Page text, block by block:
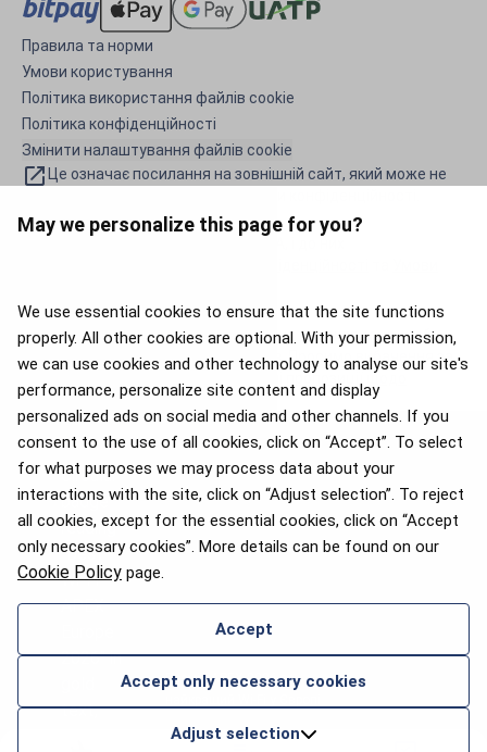
May we personalize this page for you?
We use essential cookies to ensure that the site functions
properly. All other cookies are optional. With your permission,
we can use cookies and other technology to analyse our site's
performance, personalize site content and display
personalized ads on social media and other channels. If you
consent to the use of all cookies, click on “Accept”. To select
for what purposes we may process data about your
interactions with the site, click on “Adjust selection”. To reject
all cookies, except for the essential cookies, click on “Accept
only necessary cookies”. More details can be found on our
Cookie Policy page.
Accept
Accept only necessary cookies
Adjust selection
Правила та норми
Умови користування
Політика використання файлів cookie
Політика конфіденційності
Змінити налаштування файлів cookie
Це означає посилання на зовнішній сайт, який може не
Вміст цієї сторінки було автоматично перекладено, щоб
покращити ваш досвід бронювання. Просимо вибачення за
пропозиції щодо
покращення.
Премія APEX 2026 за